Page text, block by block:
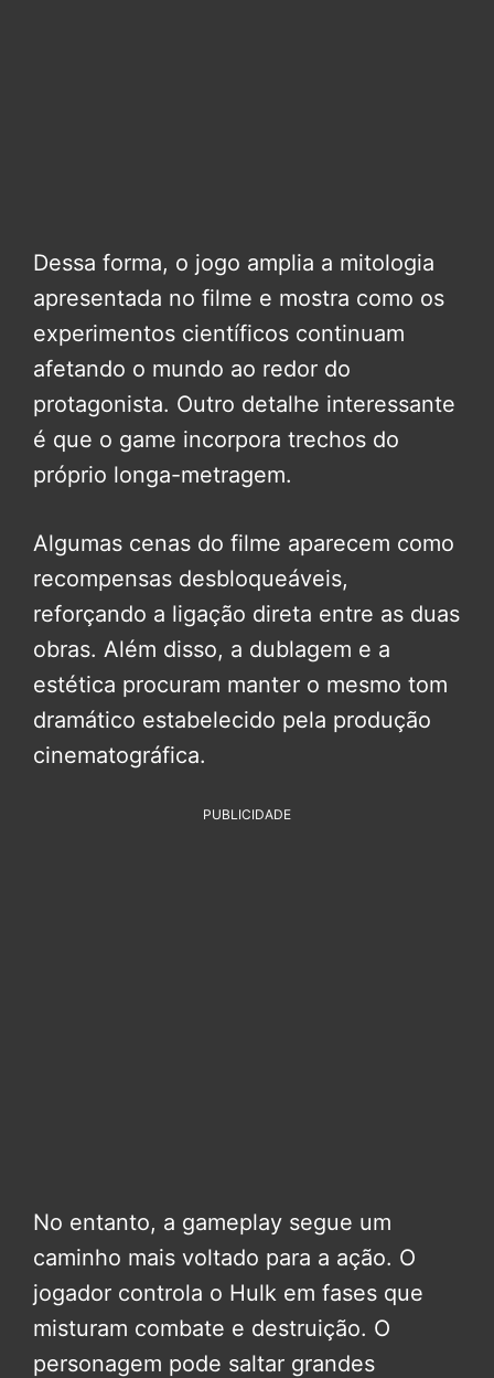
Dessa forma, o jogo amplia a mitologia
apresentada no filme e mostra como os
experimentos científicos continuam
afetando o mundo ao redor do
protagonista. Outro detalhe interessante
é que o game incorpora trechos do
próprio longa-metragem.
Algumas cenas do filme aparecem como
recompensas desbloqueáveis,
reforçando a ligação direta entre as duas
obras. Além disso, a dublagem e a
estética procuram manter o mesmo tom
dramático estabelecido pela produção
cinematográfica.
PUBLICIDADE
No entanto, a gameplay segue um
caminho mais voltado para a ação. O
jogador controla o Hulk em fases que
misturam combate e destruição. O
personagem pode saltar grandes